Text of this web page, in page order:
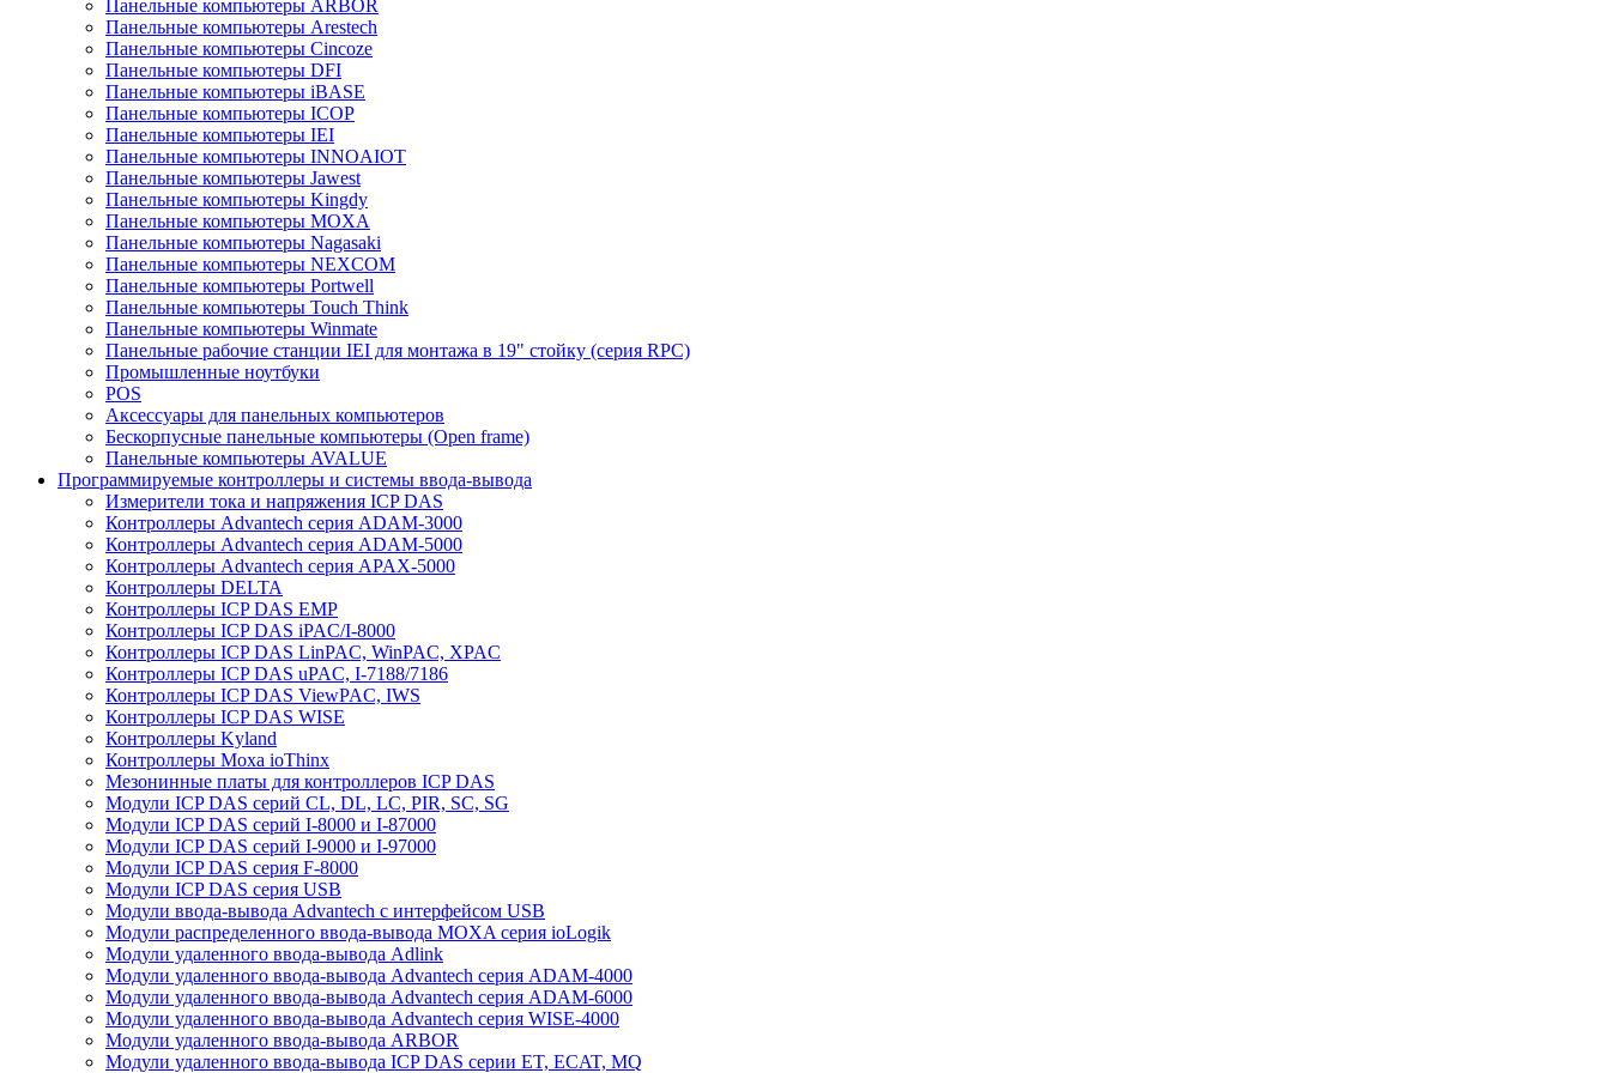
Панельные компьютеры ARBOR
Панельные компьютеры Arestech
Панельные компьютеры Cincoze
Панельные компьютеры DFI
Панельные компьютеры iBASE
Панельные компьютеры ICOP
Панельные компьютеры IEI
Панельные компьютеры INNOAIOT
Панельные компьютеры Jawest
Панельные компьютеры Kingdy
Панельные компьютеры MOXA
Панельные компьютеры Nagasaki
Панельные компьютеры NEXCOM
Панельные компьютеры Portwell
Панельные компьютеры Touch Think
Панельные компьютеры Winmate
Панельные рабочие станции IEI для монтажа в 19" стойку (серия RPC)
Промышленные ноутбуки
POS
Аксессуары для панельных компьютеров
Бескорпусные панельные компьютеры (Open frame)
Панельные компьютеры AVALUE
Программируемые контроллеры и системы ввода-вывода
Измерители тока и напряжения ICP DAS
Контроллеры Advantech серия ADAM-3000
Контроллеры Advantech серия ADAM-5000
Контроллеры Advantech серия APAX-5000
Контроллеры DELTA
Контроллеры ICP DAS EMP
Контроллеры ICP DAS iPAC/I-8000
Контроллеры ICP DAS LinPAC, WinPAC, XPAC
Контроллеры ICP DAS uPAC, I-7188/7186
Контроллеры ICP DAS ViewPAC, IWS
Контроллеры ICP DAS WISE
Контроллеры Kyland
Контроллеры Moxa ioThinx
Мезонинные платы для контроллеров ICP DAS
Модули ICP DAS серий CL, DL, LC, PIR, SC, SG
Модули ICP DAS серий I-8000 и I-87000
Модули ICP DAS серий I-9000 и I-97000
Модули ICP DAS серия F-8000
Модули ICP DAS серия USB
Модули ввода-вывода Advantech с интерфейсом USB
Модули распределенного ввода-вывода MOXA серия ioLogik
Модули удаленного ввода-вывода Adlink
Модули удаленного ввода-вывода Advantech серия ADAM-4000
Модули удаленного ввода-вывода Advantech серия ADAM-6000
Модули удаленного ввода-вывода Advantech серия WISE-4000
Модули удаленного ввода-вывода ARBOR
Модули удаленного ввода-вывода ICP DAS серии ET, ECAT, MQ